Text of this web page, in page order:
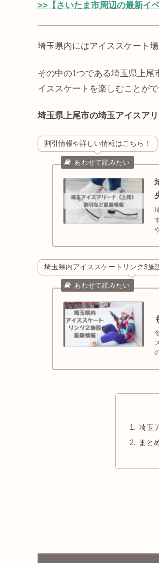
>>【さいたま市周辺の最新イ
埼玉県内にはアイススケート場
その中の1つである埼玉県上
イススケートを楽しむことがで
埼玉県上尾市の埼玉アイスア
割引情報や詳しい情報はこちら！
埼玉県内アイススケートリンク3施
埼玉
まと